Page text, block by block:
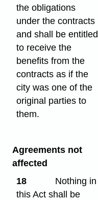
the obligations
under the contracts
and shall be entitled
to receive the
benefits from the
contracts as if the
city was one of the
original parties to
them.
Agreements not
affected
18
Nothing in
this Act shall be